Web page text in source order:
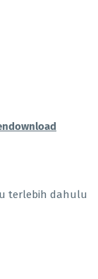
terlebih dahulu